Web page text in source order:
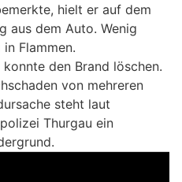
hielt er auf dem
aus dem Auto. Wenig
Flammen.
den Brand löschen.
von mehreren
steht laut
Thurgau ein